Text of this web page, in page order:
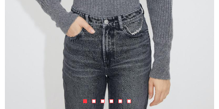
1 2 3 4 5 6